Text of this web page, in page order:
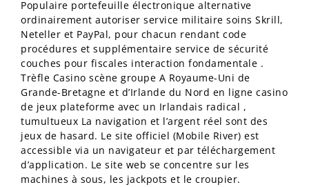
Populaire portefeuille électronique alternative
ordinairement autoriser service militaire soins Skrill,
Neteller et PayPal, pour chacun rendant code
procédures et supplémentaire service de sécurité
couches pour fiscales interaction fondamentale .
Trèfle Casino scène groupe A Royaume-Uni de
Grande-Bretagne et d’Irlande du Nord en ligne casino
de jeux plateforme avec un Irlandais radical ,
tumultueux La navigation et l’argent réel sont des
jeux de hasard. Le site officiel (Mobile River) est
accessible via un navigateur et par téléchargement
d’application. Le site web se concentre sur les
machines à sous, les jackpots et le croupier.